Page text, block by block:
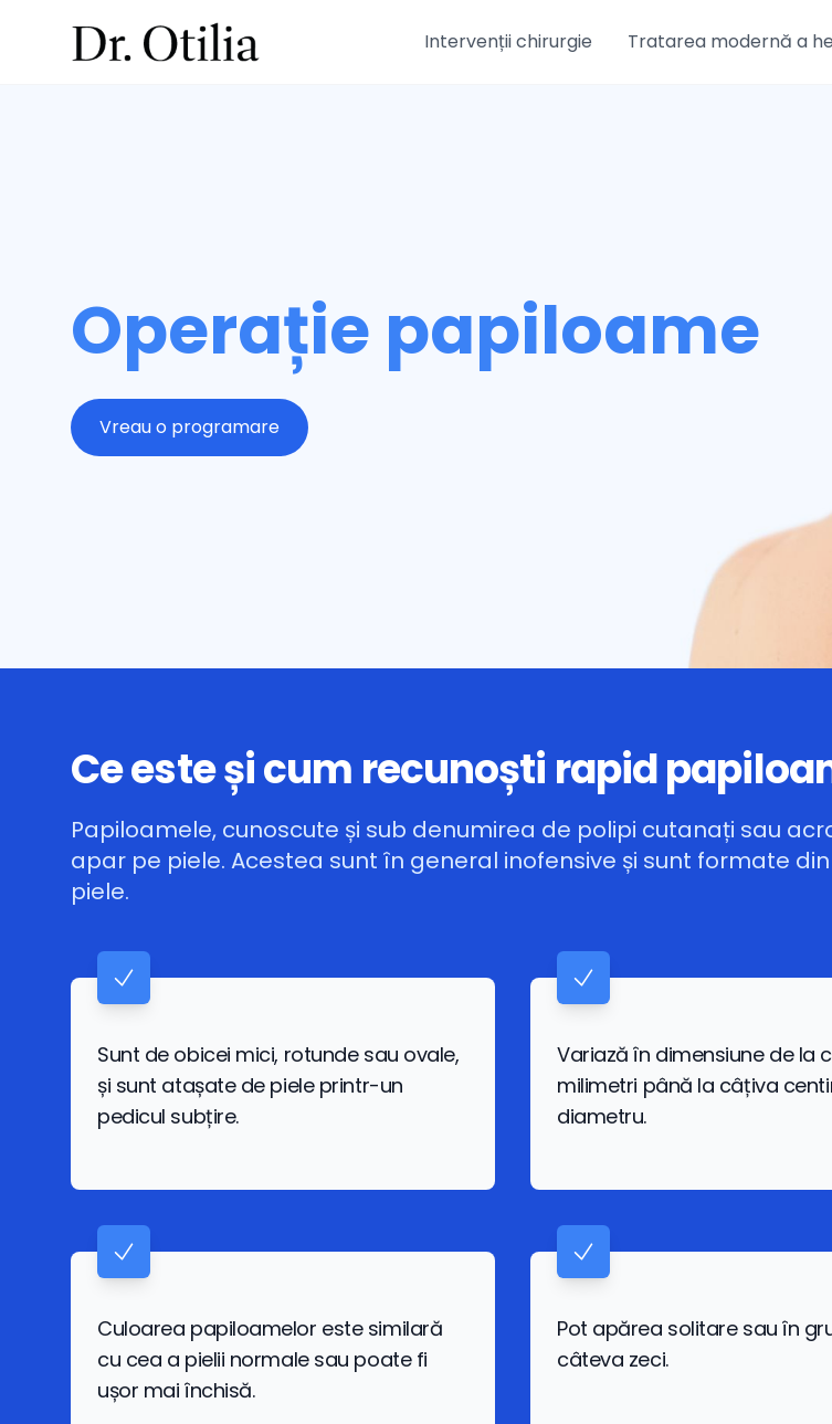
Dr Otilia Intervenții chirurgie Tratarea modernă a
Operație papiloame
Vreau o programare
Ce este și cum recunoști rapid
Papiloamele, cunoscute și sub denumirea de polipi cutanați sau
apar pe piele. Acestea sunt în general inofensive și sunt formate
piele.
Sunt de obicei mici, rotunde sau ovale,
și sunt atașate de piele printr-un
pedicul subțire.
Variază în dimensiune de la
milimetri până la câțiva
diametru.
Culoarea papiloamelor este similară
cu cea a pielii normale sau poate fi
ușor mai închisă.
Pot apărea solitare sau în
câteva zeci.